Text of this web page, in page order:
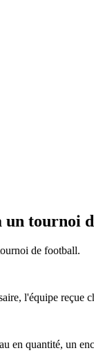
tournoi
de football.
l'équipe reçue
en quantité, un